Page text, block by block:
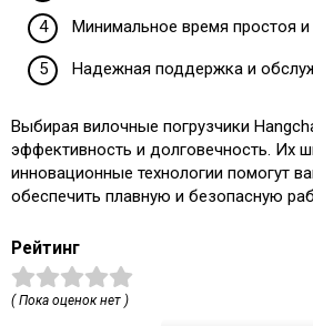
Минимальное время простоя
Надежная поддержка и
Выбирая вилочные погрузчики
эффективность и долговечность. Их
инновационные технологии помогут
обеспечить плавную и безопасную
Рейтинг
( Пока оценок нет )